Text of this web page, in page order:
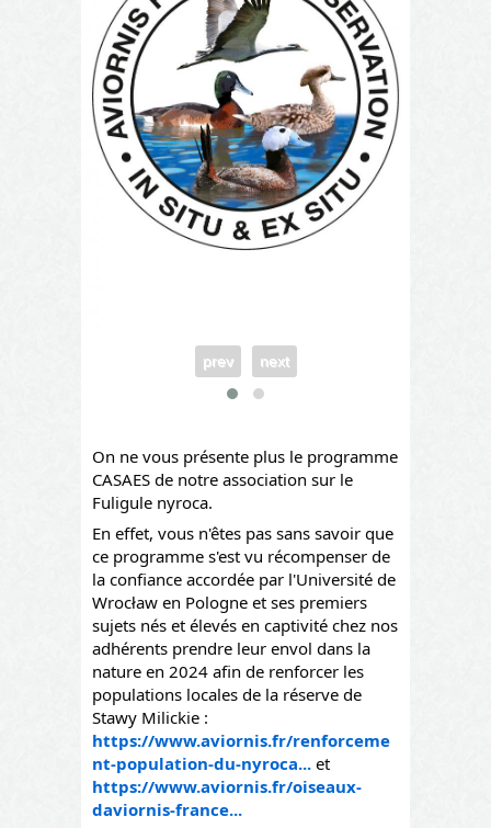
prev next
On ne vous présente plus le programme
CASAES de notre association sur le
Fuligule nyroca.
En effet, vous n'êtes pas sans savoir que
ce programme s'est vu récompenser de
la confiance accordée par l'Université de
Wrocław en Pologne et ses premiers
sujets nés et élevés en captivité chez nos
adhérents prendre leur envol dans la
nature en 2024 afin de renforcer les
populations locales de la réserve de
Stawy Milickie :
https://www.aviornis.fr/renforceme
nt-population-du-nyroca... et
https://www.aviornis.fr/oiseaux-
daviornis-france...